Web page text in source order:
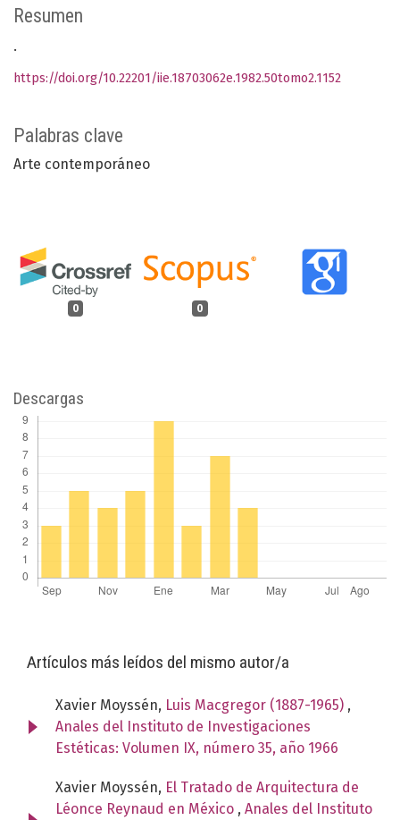
Palabras clave
Arte contemporáneo
0 0
Resumen
.
https://doi.org/10.22201/iie.18703062e.1982.50tomo2.1152
Descargas
Artículos más leídos del mismo autor/a
Xavier Moyssén, Luis Macgregor (1887-1965) ,
Anales del Instituto de Investigaciones
Estéticas: Volumen IX, número 35, año 1966
Xavier Moyssén, El Tratado de Arquitectura de
Léonce Reynaud en México , Anales del Instituto